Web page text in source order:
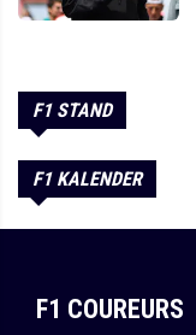
F1 STAND
F1 KALENDER
F1 COUREURS